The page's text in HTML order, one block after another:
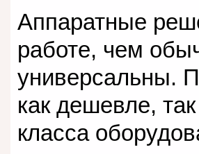
Аппаратные
работе, чем
универсальны.
как дешевле,
класса